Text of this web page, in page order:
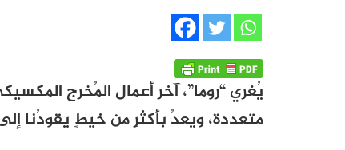
يُغري “روما”، آخر أعمال المُخرج
متعددة، ويعدُ بأكثرِ من خيطٍ يقودُنا